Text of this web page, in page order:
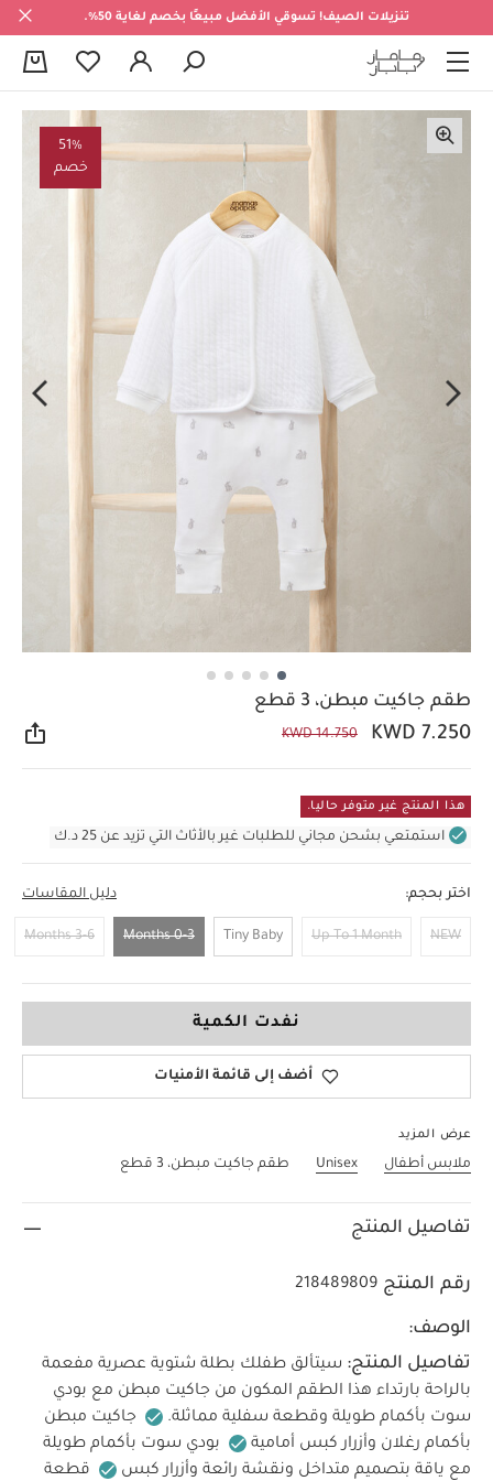
تنزيلات الصيف! تسوقي الأفضل مبيعًا بخصم لغاية 50%.
51%
خصم
طقم جاكيت مبطن، 3 قطع
KWD 7.250
KWD 14.750
هذا المنتج غير متوفر حاليا.
استمتعي بشحن مجاني للطلبات غير بالأثاث التي تزيد عن 25 د.ك
اختر بحجم: دليل المقاسات
NEW
Up To 1 Month
Tiny Baby
0-3 Months
3-6 Months
نفدت الكمية
أضف إلى قائمة الأمنيات
عرض المزيد
ملابس أطفال Unisex طقم جاكيت مبطن، 3 قطع
تفاصيل المنتج
رقم المنتج 218489809
الوصف:
تفاصيل المنتج: سيتألق طفلك بطلة شتوية عصرية مفعمة
بالراحة بارتداء هذا الطقم المكون من جاكيت مبطن مع بودي
سوت بأكمام طويلة وقطعة سفلية مماثلة.
جاكيت مبطن
بأكمام رغلان وأزرار كبس أمامية
بودي سوت بأكمام طويلة
مع ياقة بتصميم متداخل ونقشة رائعة وأزرار كبس
قطعة